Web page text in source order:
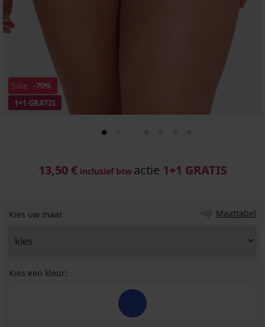
1+1 GRATIS
Sale -70%
13,50 € inclusief btw actie 1+1 GRATIS
Kies uw maat Maattabel
Kies een kleur: